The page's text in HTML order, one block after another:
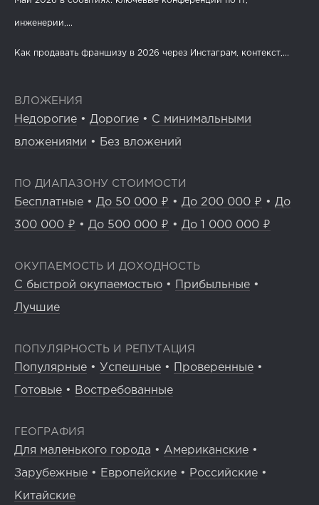
инженерии,...
Как продавать франшизу в 2026 через Инстаграм, контекст,...
ВЛОЖЕНИЯ
Недорогие • Дорогие • С минимальными
вложениями • Без вложений
ПО ДИАПАЗОНУ СТОИМОСТИ
Бесплатные • До 50 000 ₽ • До 200 000 ₽ • До
300 000 ₽ • До 500 000 ₽ • До 1 000 000 ₽
ОКУПАЕМОСТЬ И ДОХОДНОСТЬ
С быстрой окупаемостью • Прибыльные •
Лучшие
ПОПУЛЯРНОСТЬ И РЕПУТАЦИЯ
Популярные • Успешные • Проверенные •
Готовые • Востребованные
ГЕОГРАФИЯ
Для маленького города • Американские •
Зарубежные • Европейские • Российские •
Китайские